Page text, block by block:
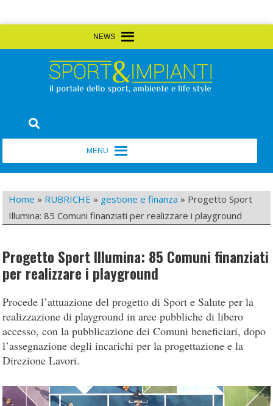
to
Sport&Impianti
Home » RUBRICHE » gestione e finanza » Progetto Sport
Illumina: 85 Comuni finanziati per realizzare i playground
Progetto Sport Illumina: 85 Comuni finanziati
per realizzare i playground
Procede l’attuazione del progetto di Sport e Salute per la
realizzazione di playground in aree pubbliche di libero
accesso, con la pubblicazione dei Comuni beneficiari, dopo
l’assegnazione degli incarichi per la progettazione e la
Direzione Lavori.